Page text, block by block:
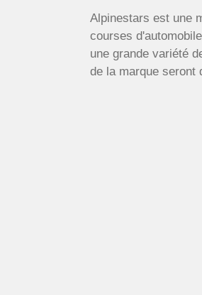
Alpinestars est une
courses
une grande variété
de la marque seront